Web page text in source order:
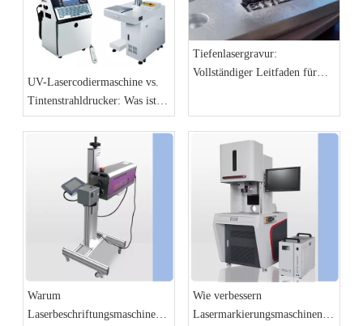
UV-Lasercodiermaschine vs.
Tintenstrahldrucker: Was ist
besser für Produktionslinien?
Tiefenlasergravur:
Vollständiger Leitfaden für
Warum
Laserbeschriftungsmaschinen
Wie verbessern
Lasermarkierungsmaschinen